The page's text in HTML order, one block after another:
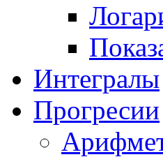
Интегралы
Прогресии